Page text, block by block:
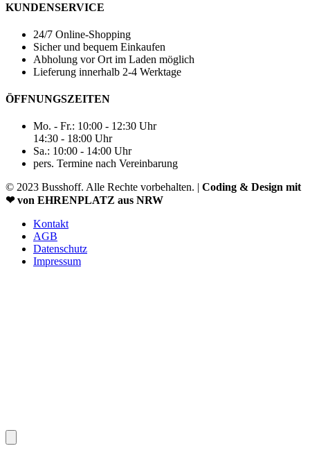
KUNDENSERVICE
24/7 Online-Shopping
Sicher und bequem Einkaufen
Abholung vor Ort im Laden möglich
Lieferung innerhalb 2-4 Werktage
ÖFFNUNGSZEITEN
Mo. - Fr.: 10:00 - 12:30 Uhr
14:30 - 18:00 Uhr
Sa.: 10:00 - 14:00 Uhr
pers. Termine nach Vereinbarung
© 2023 Busshoff. Alle Rechte vorbehalten. | Coding & Design mit
❤ von EHRENPLATZ aus NRW
Kontakt
AGB
Datenschutz
Impressum